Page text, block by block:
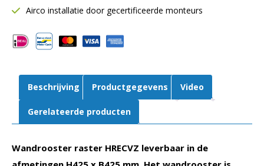
mm
425
mm
Retour
Aluminium
aantal
Airco installatie door gecertificeerde monteurs
Beschrijving Productgegevens Video
Gerelateerde producten
Wandrooster raster HRECVZ leverbaar in de